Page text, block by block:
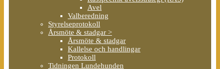
Avel
Valberedning
Styrelseprotokoll
Årsmöte & stadgar >
Årsmöte & stadgar
Kallelse och handlingar
Protokoll
Tidningen Lundehunden